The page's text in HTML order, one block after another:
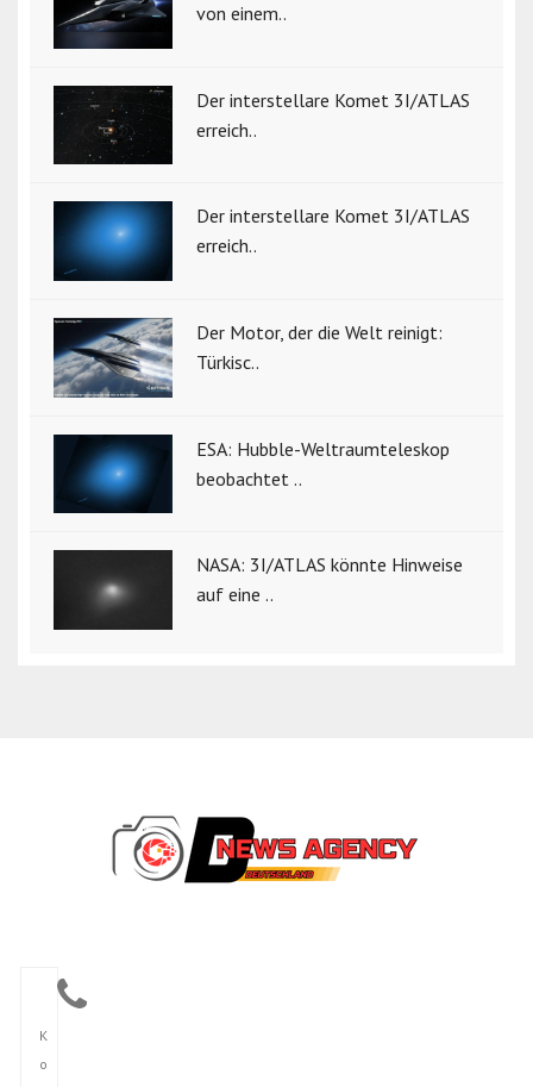
von einem..
Der interstellare Komet 3I/ATLAS
erreich..
Der interstellare Komet 3I/ATLAS
erreich..
Der Motor, der die Welt reinigt:
Türkisc..
ESA: Hubble-Weltraumteleskop
beobachtet ..
NASA: 3I/ATLAS könnte Hinweise
auf eine ..
K
o